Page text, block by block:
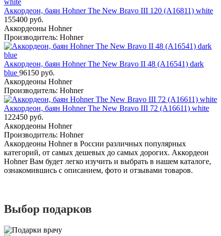
Аккордеон, баян Hohner The New Bravo III 120 (A16811) white
155400 руб.
Аккордеоны Hohner
Производитель: Hohner
Аккордеон, баян Hohner The New Bravo II 48 (A16541) dark
blue 96150 руб.
Аккордеоны Hohner
Производитель: Hohner
Аккордеон, баян Hohner The New Bravo III 72 (A16611) white
122450 руб.
Аккордеоны Hohner
Производитель: Hohner
Аккордеоны Hohner в России различных популярных
категорий, от самых дешевых до самых дорогих. Аккордеон
Hohner Вам будет легко изучить и выбрать в нашем каталоге,
ознакомившись с описанием, фото и отзывами товаров.
Выбор подарков